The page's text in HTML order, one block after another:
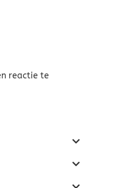
reactie te